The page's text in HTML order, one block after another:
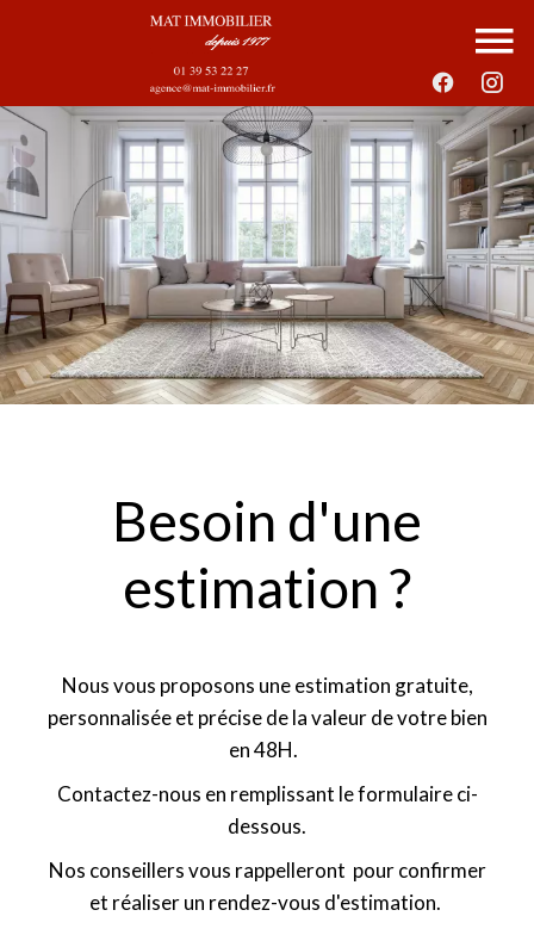
Besoin d'une
estimation ?
Nous vous proposons une estimation gratuite,
personnalisée et précise de la valeur de votre bien
en 48H.
Contactez-nous en remplissant le formulaire ci-
dessous.
Nos conseillers vous rappelleront pour confirmer
et réaliser un rendez-vous d'estimation.